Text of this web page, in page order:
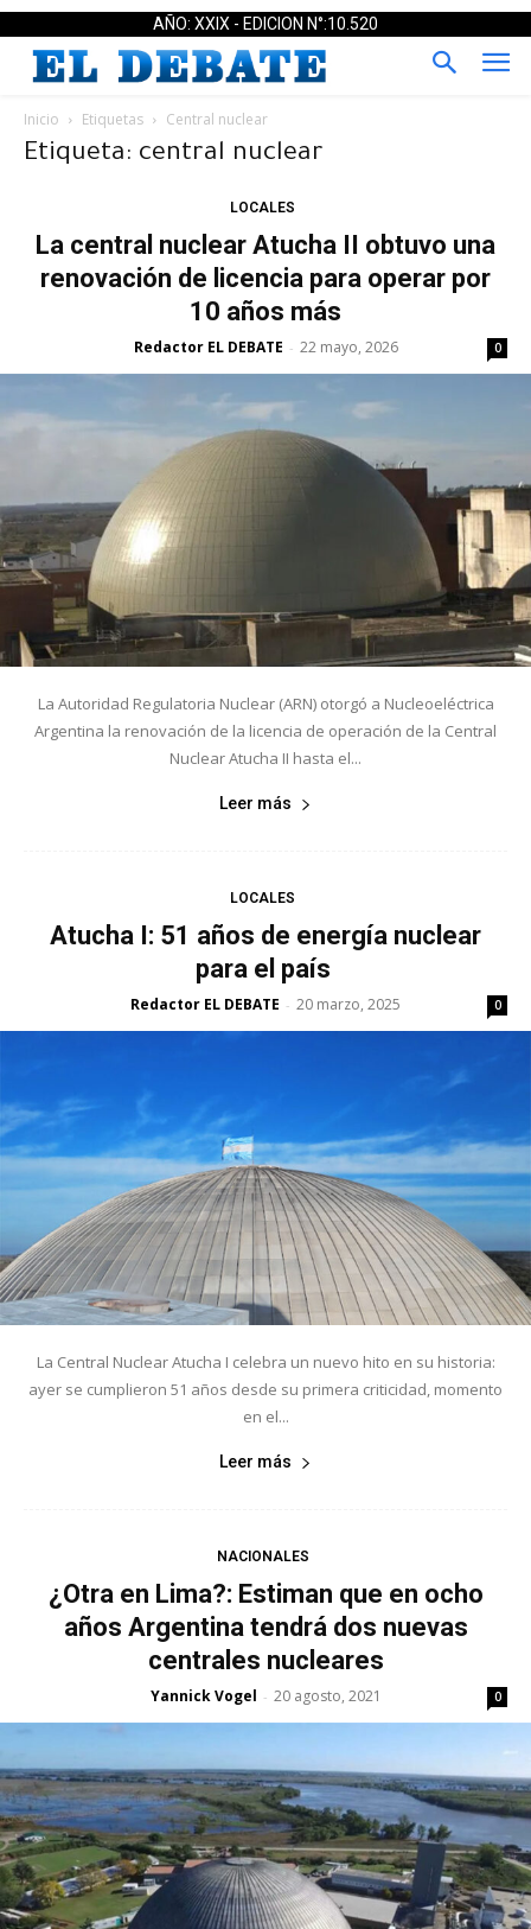
AÑO: XXIX - EDICION N°:10.520
Inicio Etiquetas Central nuclear
Etiqueta: central nuclear
LOCALES
La central nuclear Atucha II obtuvo una
renovación de licencia para operar por
10 años más
Redactor EL DEBATE - 22 mayo, 2026 0
La Autoridad Regulatoria Nuclear (ARN) otorgó a Nucleoeléctrica
Argentina la renovación de la licencia de operación de la Central
Nuclear Atucha II hasta el...
Leer más
LOCALES
Atucha I: 51 años de energía nuclear
para el país
Redactor EL DEBATE - 20 marzo, 2025 0
La Central Nuclear Atucha I celebra un nuevo hito en su historia:
ayer se cumplieron 51 años desde su primera criticidad, momento
en el...
Leer más
NACIONALES
¿Otra en Lima?: Estiman que en ocho
años Argentina tendrá dos nuevas
centrales nucleares
Yannick Vogel - 20 agosto, 2021 0